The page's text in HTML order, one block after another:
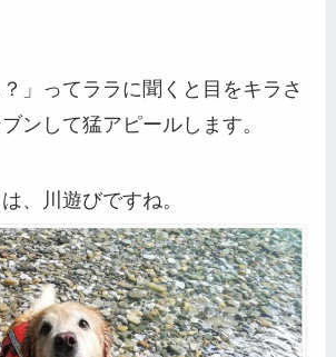
？」ってララに聞くと目をキラさ
ンして猛アピールします。
、川遊びですね。